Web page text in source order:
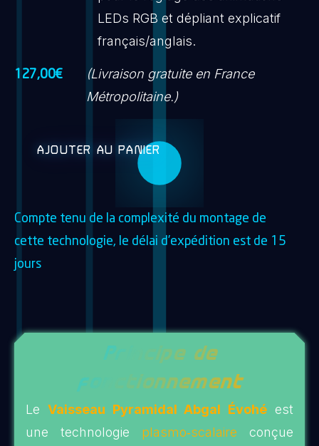
LEDs RGB et dépliant explicatif
français/anglais.
127,00€
(Livraison gratuite en France
Métropolitaine.)
AJOUTER AU PANIER
Compte tenu de la complexité du montage de
cette technologie, le délai d’expédition est de 15
jours
Principe de
fonctionnement
Le Vaisseau Pyramidal Abgal Évohé est
une technologie plasmo‑scalaire conçue